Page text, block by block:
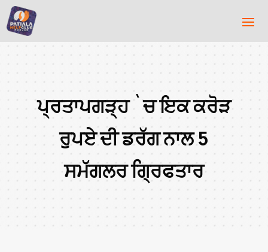
ਪ੍ਰਤਾਪਗੜ੍ਹ `ਚ ਇਕ ਕਰੋੜ
ਰੁਪਏ ਦੀ ਡਰੱਗ ਨਾਲ 5
ਸਮੱਗਲਰ ਗ੍ਰਿਫਤਾਰ